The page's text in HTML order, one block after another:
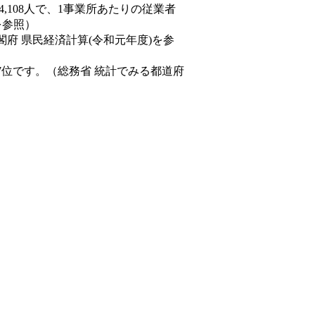
人で、1事業所あたりの従業者
照）
府 県民経済計算(令和元年度)を参
です。（総務省 統計でみる都道府